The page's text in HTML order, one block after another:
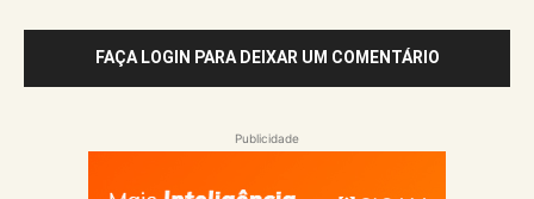
FAÇA LOGIN PARA DEIXAR UM COMENTÁRIO
Publicidade